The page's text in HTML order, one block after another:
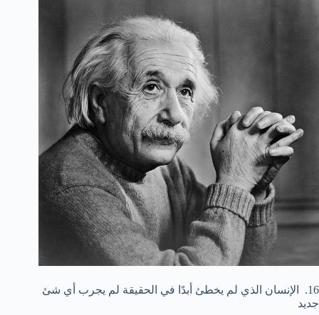
16. الإنسان الذي لم يخطئ أبدًا في الحقيقة لم يجرب أي شئ
جديد